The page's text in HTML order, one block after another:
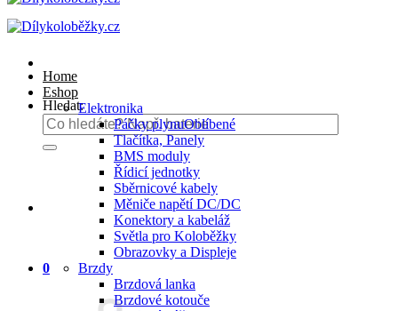
Hledat:
0
Home
Eshop
Elektronika
Páčky plynu
Tlačítka, Panely
BMS moduly
Řídicí jednotky
Sběrnicové kabely
Měniče napětí DC/DC
Konektory a kabeláž
Světla pro Koloběžky
Obrazovky a Displeje
Brzdy
Brzdová lanka
Brzdové kotouče